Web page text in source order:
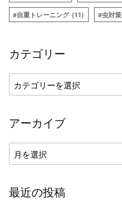
自重トレーニング (11) 虫対策
カテゴリー
カ
テ
リ
アーカイブ
ア
ー
イ
最近の投稿